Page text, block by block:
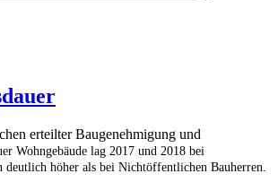
erteilter Baugenehmigung und
Wohngebäude lag 2017 und 2018 bei
deutlich höher als bei Nichtöffentlichen Bauherren.